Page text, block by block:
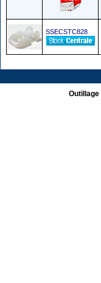
SSECSTC828
Outillage|